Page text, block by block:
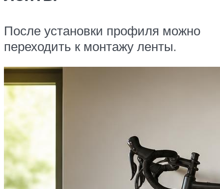
После установки профиля можно
переходить к монтажу ленты.